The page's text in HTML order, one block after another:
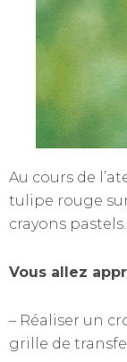
Au cours de
tulipe rouge
crayons pastels.
Vous allez
– Réaliser un
grille de